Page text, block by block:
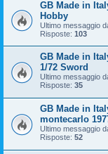
GB Made in
Hobby
Ultimo messaggio
Risposte: 103
GB Made in
1/72 Sword
Ultimo messaggio
Risposte: 35
GB Made in
montecarlo
Ultimo messaggio
Risposte: 52